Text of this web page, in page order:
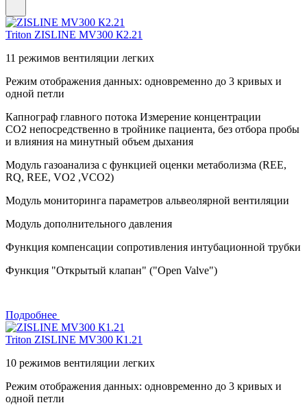
Triton ZISLINE МV300 К2.21
11 режимов вентиляции легких
Режим отображения данных: одновременно до 3 кривых и
одной петли
Капнограф главного потока Измерение концентрации
СО2 непосредственно в тройнике пациента, без отбора пробы
и влияния на минутный объем дыхания
Модуль газоанализа с функцией оценки метаболизма (REE,
RQ, REE, VО2 ,VCО2)
Модуль мониторинга параметров альвеолярной вентиляции
Модуль дополнительного давления
Функция компенсации сопротивления интубационной трубки
Функция "Открытый клапан" ("Open Valve")
Подробнее
Triton ZISLINE МV300 К1.21
10 режимов вентиляции легких
Режим отображения данных: одновременно до 3 кривых и
одной петли